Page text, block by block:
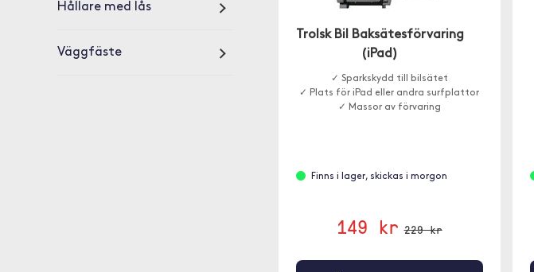
Hållare med lås
Väggfäste
Trolsk Bil Baksätesförvaring
(iPad)
✓ Sparkskydd till bilsätet
✓ Plats för iPad eller andra surfplattor
✓ Massor av förvaring
Finns i lager, skickas i morgon
149 kr 229 kr